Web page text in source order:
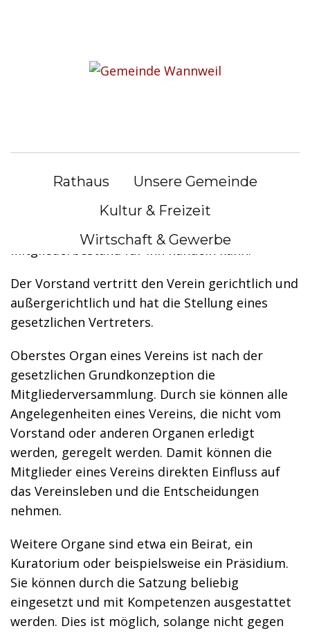
Rathaus
Unsere Gemeinde
Kultur & Freizeit
Wirtschaft & Gewerbe
Organe eines Vereins
Jeder Verein muss einen Vorstand haben. Als
eigenständige Rechtspersönlichkeit benötigt er
ein Organ, das unabhängig von seinem
Mitgliederbestand für ihn handeln kann.
Der Vorstand vertritt den Verein gerichtlich und
außergerichtlich und hat die Stellung eines
gesetzlichen Vertreters.
Oberstes Organ eines Vereins ist nach der
gesetzlichen Grundkonzeption die
Mitgliederversammlung. Durch sie können alle
Angelegenheiten eines Vereins, die nicht vom
Vorstand oder anderen Organen erledigt
werden, geregelt werden. Damit können die
Mitglieder eines Vereins direkten Einfluss auf
das Vereinsleben und die Entscheidungen
nehmen.
Weitere Organe sind etwa ein Beirat, ein
Kuratorium oder beispielsweise ein Präsidium.
Sie können durch die Satzung beliebig
eingesetzt und mit Kompetenzen ausgestattet
werden. Dies ist möglich, solange nicht gegen